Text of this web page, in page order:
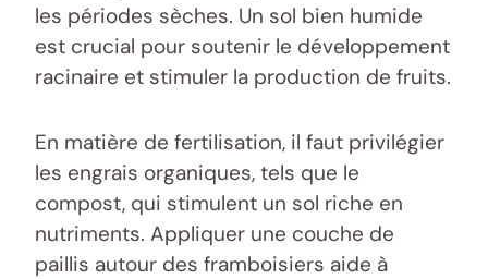
les périodes sèches. Un sol bien humide
est crucial pour soutenir le développement
racinaire et stimuler la production de fruits.
En matière de fertilisation, il faut privilégier
les engrais organiques, tels que le
compost, qui stimulent un sol riche en
nutriments. Appliquer une couche de
paillis autour des framboisiers aide à